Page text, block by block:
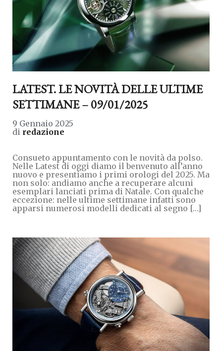
LATEST. LE NOVITÀ DELLE ULTIME
SETTIMANE – 09/01/2025
9 Gennaio 2025
di redazione
Consueto appuntamento con le novità da polso.
Nelle Latest di oggi diamo il benvenuto all’anno
nuovo e presentiamo i primi orologi del 2025. Ma
non solo: andiamo anche a recuperare alcuni
esemplari lanciati prima di Natale. Con qualche
eccezione: nelle ultime settimane infatti sono
apparsi numerosi modelli dedicati al segno […]